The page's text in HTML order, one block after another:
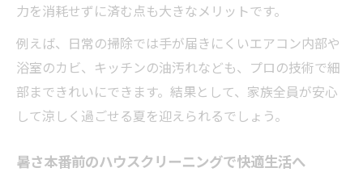
力を消耗せずに済む点も大きなメリットです。
例えば、日常の掃除では手が届きにくいエアコン内部や
浴室のカビ、キッチンの油汚れなども、プロの技術で細
部まできれいにできます。結果として、家族全員が安心
して涼しく過ごせる夏を迎えられるでしょう。
暑さ本番前のハウスクリーニングで快適生活へ